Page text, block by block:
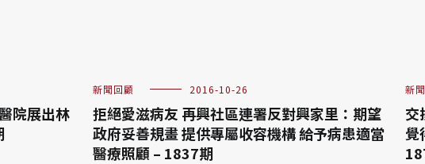
院展出林
新聞回顧 2016-10-26
拒絕愛滋病友 再興社區連署反對興家里：期望
政府妥善規畫 提供專屬收容機構 給予病患適當
醫療照顧 – 1837期
新
交
覺